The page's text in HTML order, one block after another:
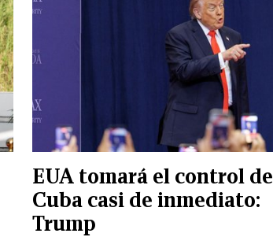
EUA tomará el control de
Cuba casi de inmediato:
Trump